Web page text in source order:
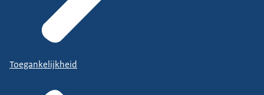
Toegankelijkheid